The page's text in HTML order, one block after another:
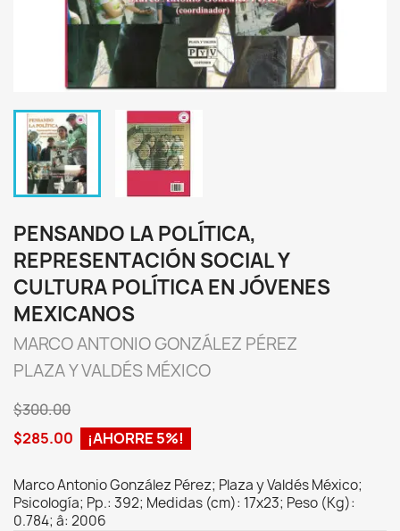
PENSANDO LA POLÍTICA,
REPRESENTACIÓN SOCIAL Y
CULTURA POLÍTICA EN JÓVENES
MEXICANOS
MARCO ANTONIO GONZÁLEZ PÉREZ
PLAZA Y VALDÉS MÉXICO
$300.00
$285.00
¡AHORRE 5%!
Marco Antonio González Pérez; Plaza y Valdés México;
Psicología; Pp.: 392; Medidas (cm): 17x23; Peso (Kg):
0.784; â: 2006